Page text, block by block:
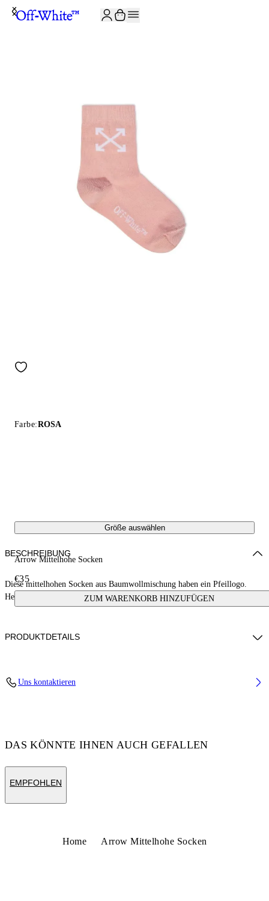
Farbe:ROSA
Größe auswählen
Arrow Mittelhohe Socken
€35
ZUM WARENKORB HINZUFÜGEN
BESCHREIBUNG
Diese mittelhohen Socken aus Baumwollmischung haben ein Pfeillogo.
Hergestellt in Italien.
PRODUKTDETAILS
Uns kontaktieren
DAS KÖNNTE IHNEN AUCH GEFALLEN
EMPFOHLEN
Home Arrow Mittelhohe Socken